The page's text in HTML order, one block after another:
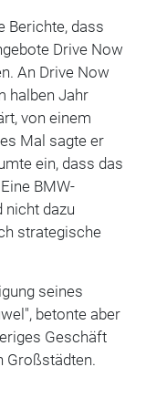
Berichte, dass
Drive Now
An Drive Now
halben Jahr
von einem
Mal sagte er
ein, dass das
BMW-
nicht dazu
strategische
seines
betonte aber
Geschäft
Großstädten.